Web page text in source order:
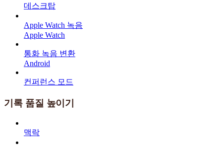
데스크탑
Apple Watch 녹음
Apple Watch
통화 녹음 변환
Android
컨퍼런스 모드
기록 품질 높이기
맥락